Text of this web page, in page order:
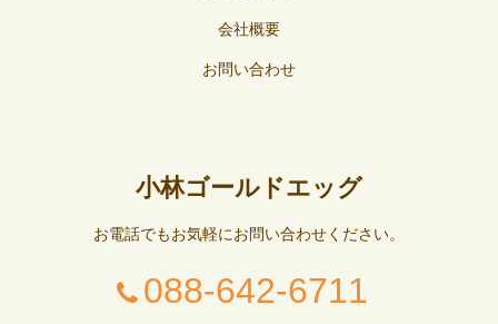
会社概要
お問い合わせ
小林ゴールドエッグ
お電話でもお気軽にお問い合わせください。
088-642-6711